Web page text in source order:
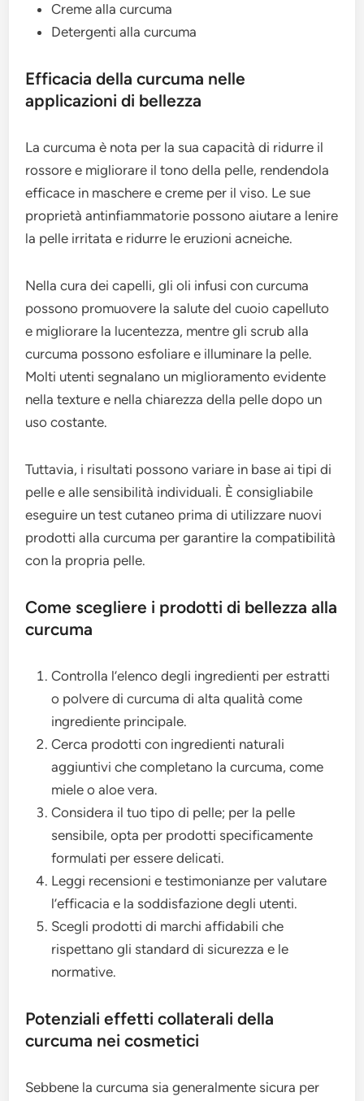
Creme alla curcuma
Detergenti alla curcuma
Efficacia della curcuma nelle
applicazioni di bellezza
La curcuma è nota per la sua capacità di ridurre il
rossore e migliorare il tono della pelle, rendendola
efficace in maschere e creme per il viso. Le sue
proprietà antinfiammatorie possono aiutare a lenire
la pelle irritata e ridurre le eruzioni acneiche.
Nella cura dei capelli, gli oli infusi con curcuma
possono promuovere la salute del cuoio capelluto
e migliorare la lucentezza, mentre gli scrub alla
curcuma possono esfoliare e illuminare la pelle.
Molti utenti segnalano un miglioramento evidente
nella texture e nella chiarezza della pelle dopo un
uso costante.
Tuttavia, i risultati possono variare in base ai tipi di
pelle e alle sensibilità individuali. È consigliabile
eseguire un test cutaneo prima di utilizzare nuovi
prodotti alla curcuma per garantire la compatibilità
con la propria pelle.
Come scegliere i prodotti di bellezza alla
curcuma
Controlla l’elenco degli ingredienti per estratti
o polvere di curcuma di alta qualità come
ingrediente principale.
Cerca prodotti con ingredienti naturali
aggiuntivi che completano la curcuma, come
miele o aloe vera.
Considera il tuo tipo di pelle; per la pelle
sensibile, opta per prodotti specificamente
formulati per essere delicati.
Leggi recensioni e testimonianze per valutare
l’efficacia e la soddisfazione degli utenti.
Scegli prodotti di marchi affidabili che
rispettano gli standard di sicurezza e le
normative.
Potenziali effetti collaterali della
curcuma nei cosmetici
Sebbene la curcuma sia generalmente sicura per